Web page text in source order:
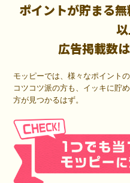
ポイントが貯まる
以
広告掲載数は
モッピーでは、様々なポイント
コツコツ派の方も、イッキに貯
方が見つかるはず。